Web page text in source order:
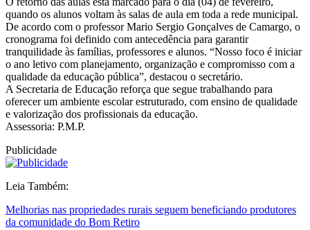
quando os alunos voltam às salas de aula em toda a rede municipal.
De acordo com o professor Mario Sergio Gonçalves de Camargo, o
cronograma foi definido com antecedência para garantir
tranquilidade às famílias, professores e alunos. “Nosso foco é iniciar
o ano letivo com planejamento, organização e compromisso com a
qualidade da educação pública”, destacou o secretário.
A Secretaria de Educação reforça que segue trabalhando para
oferecer um ambiente escolar estruturado, com ensino de qualidade
e valorização dos profissionais da educação.
Assessoria: P.M.P.
Publicidade
Leia Também:
Melhorias nas propriedades rurais seguem beneficiando produtores
da comunidade do Bom Retiro